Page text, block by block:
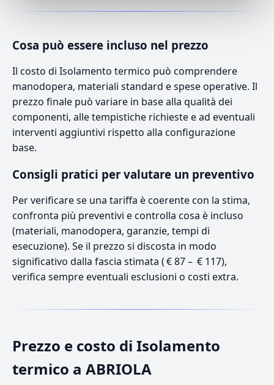
Cosa può essere incluso nel prezzo
Il costo di Isolamento termico può comprendere
manodopera, materiali standard e spese operative. Il
prezzo finale può variare in base alla qualità dei
componenti, alle tempistiche richieste e ad eventuali
interventi aggiuntivi rispetto alla configurazione
base.
Consigli pratici per valutare un preventivo
Per verificare se una tariffa è coerente con la stima,
confronta più preventivi e controlla cosa è incluso
(materiali, manodopera, garanzie, tempi di
esecuzione). Se il prezzo si discosta in modo
significativo dalla fascia stimata ( € 87 – € 117),
verifica sempre eventuali esclusioni o costi extra.
Prezzo e costo di Isolamento
termico a ABRIOLA